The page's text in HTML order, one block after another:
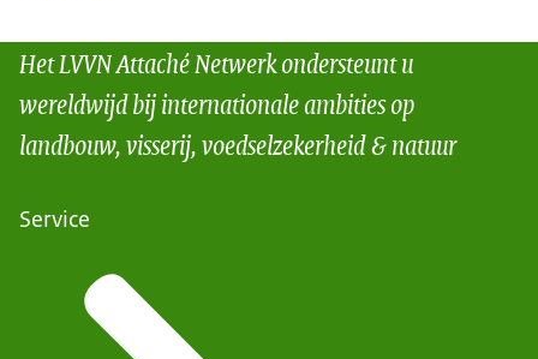
Het LVVN Attaché Netwerk ondersteunt u
wereldwijd bij internationale ambities op
landbouw, visserij, voedselzekerheid & natuur
Service